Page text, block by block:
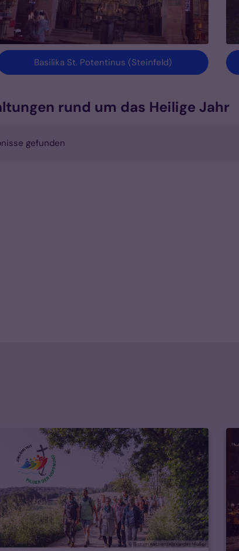
Basilika St. Potentinus (Steinfeld)
rund um das Heilige Jahr
gefunden
© Bistum Aachen/Alexander Müller